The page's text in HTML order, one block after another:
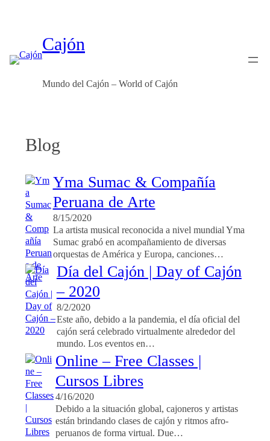
Cajón
Mundo del Cajón – World of Cajón
Blog
Yma Sumac & Compañía
Peruana de Arte
8/15/2020
La artista musical reconocida a nivel mundial Yma
Sumac grabó en acompañamiento de diversas
orquestas de América y Europa, canciones…
Día del Cajón | Day of Cajón
– 2020
8/2/2020
Este año, debido a la pandemia, el día oficial del
cajón será celebrado virtualmente alrededor del
mundo. Los eventos en…
Online – Free Classes |
Cursos Libres
4/16/2020
Debido a la situación global, cajoneros y artistas
están brindando clases de cajón y ritmos afro-
peruanos de forma virtual. Due…